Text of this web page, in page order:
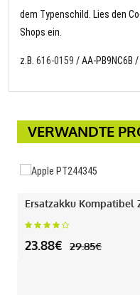
dem Typenschild. Lies den
Shops ein.
z.B. 616-0159 / AA-PB9NC6B
VERWANDTE
Ersatzakku Kompatibel
23.88€ 29.85€